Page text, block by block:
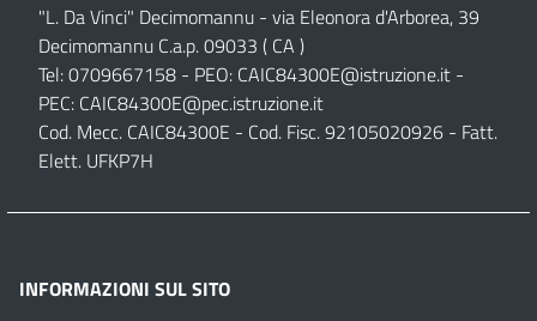
"L. Da Vinci" Decimomannu - via Eleonora d'Arborea, 39
Decimomannu C.a.p. 09033 ( CA )
Tel: 0709667158 - PEO: CAIC84300E@istruzione.it -
PEC: CAIC84300E@pec.istruzione.it
Cod. Mecc. CAIC84300E - Cod. Fisc. 92105020926 - Fatt.
Elett. UFKP7H
INFORMAZIONI SUL SITO